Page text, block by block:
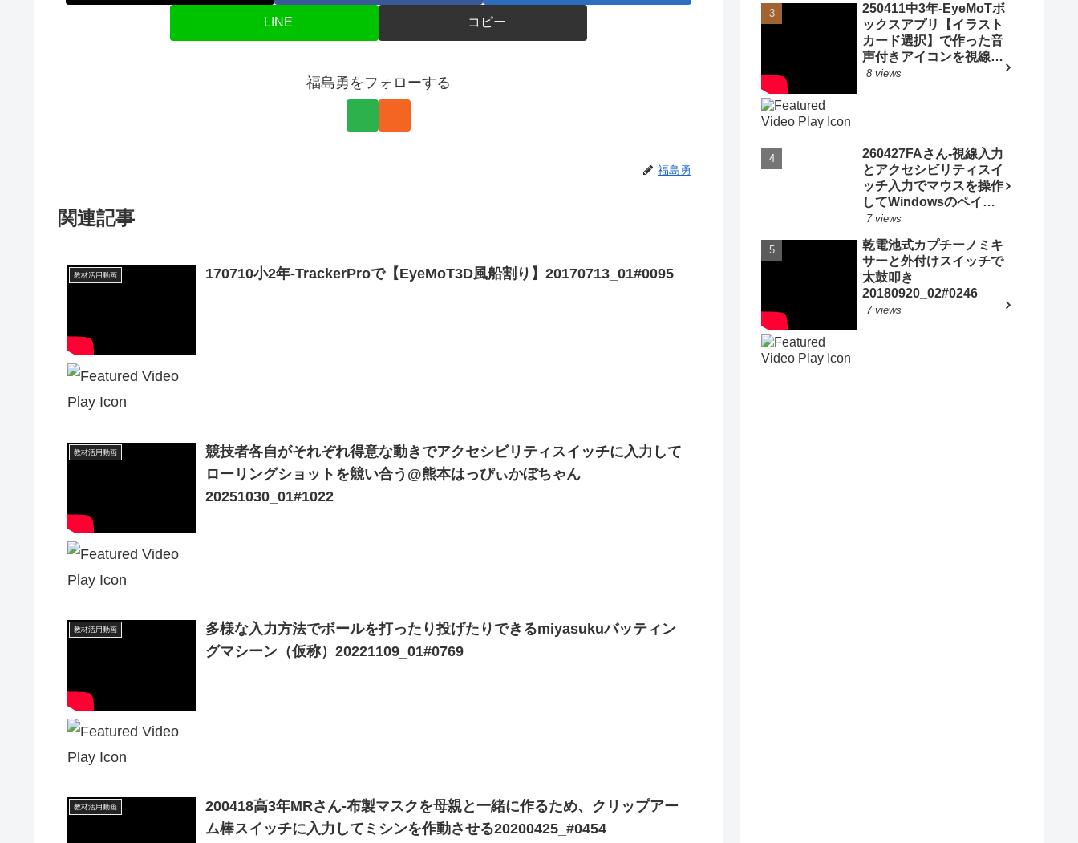
LINE コピー
福島勇をフォローする
福島勇
関連記事
教材活用動画 170710小2年-TrackerProで【EyeMoT3D風船割り】20170713_01#0095
教材活用動画
競技者各自がそれぞれ得意な動きでアクセシビリティスイッチに入力して
ローリングショットを競い合う@熊本はっぴぃかぼちゃん
20251030_01#1022
教材活用動画
多様な入力方法でボールを打ったり投げたりできるmiyasukuバッティン
グマシーン（仮称）20221109_01#0769
教材活用動画
200418高3年MRさん-布製マスクを母親と一緒に作るため、クリップアー
ム棒スイッチに入力してミシンを作動させる20200425_#0454
250411中3年-EyeMoTボ
ックスアプリ【イラスト
カード選択】で作った音
声付きアイコンを視線入
力で選択して自分の意思
8 views
260427FAさん-視線入力
とアクセシビリティスイ
ッチ入力でマウスを操作
してWindowsのペイン
トアプリで人物画と名前
20260503_ #1081
7 views
乾電池式カプチーノミキ
サーと外付けスイッチで
太鼓叩き
20180920_02#0246
7 views